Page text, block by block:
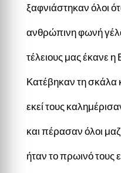
ξαφνιάστηκαν όλοι
ανθρώπινη φωνή
τέλειους μας έκανε
Κατέβηκαν τη σκάλα
εκεί τους
και πέρασαν όλοι
ήταν το πρωινό τους